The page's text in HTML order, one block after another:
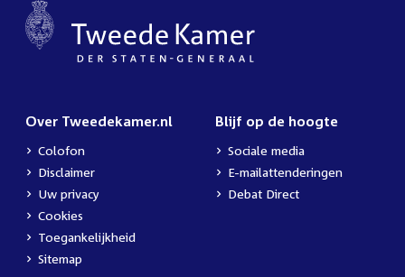
Over Tweedekamer.nl
Colofon
Disclaimer
Uw privacy
Cookies
Toegankelijkheid
Sitemap
Blijf op de hoogte
Sociale media
E-mailattenderingen
Debat Direct